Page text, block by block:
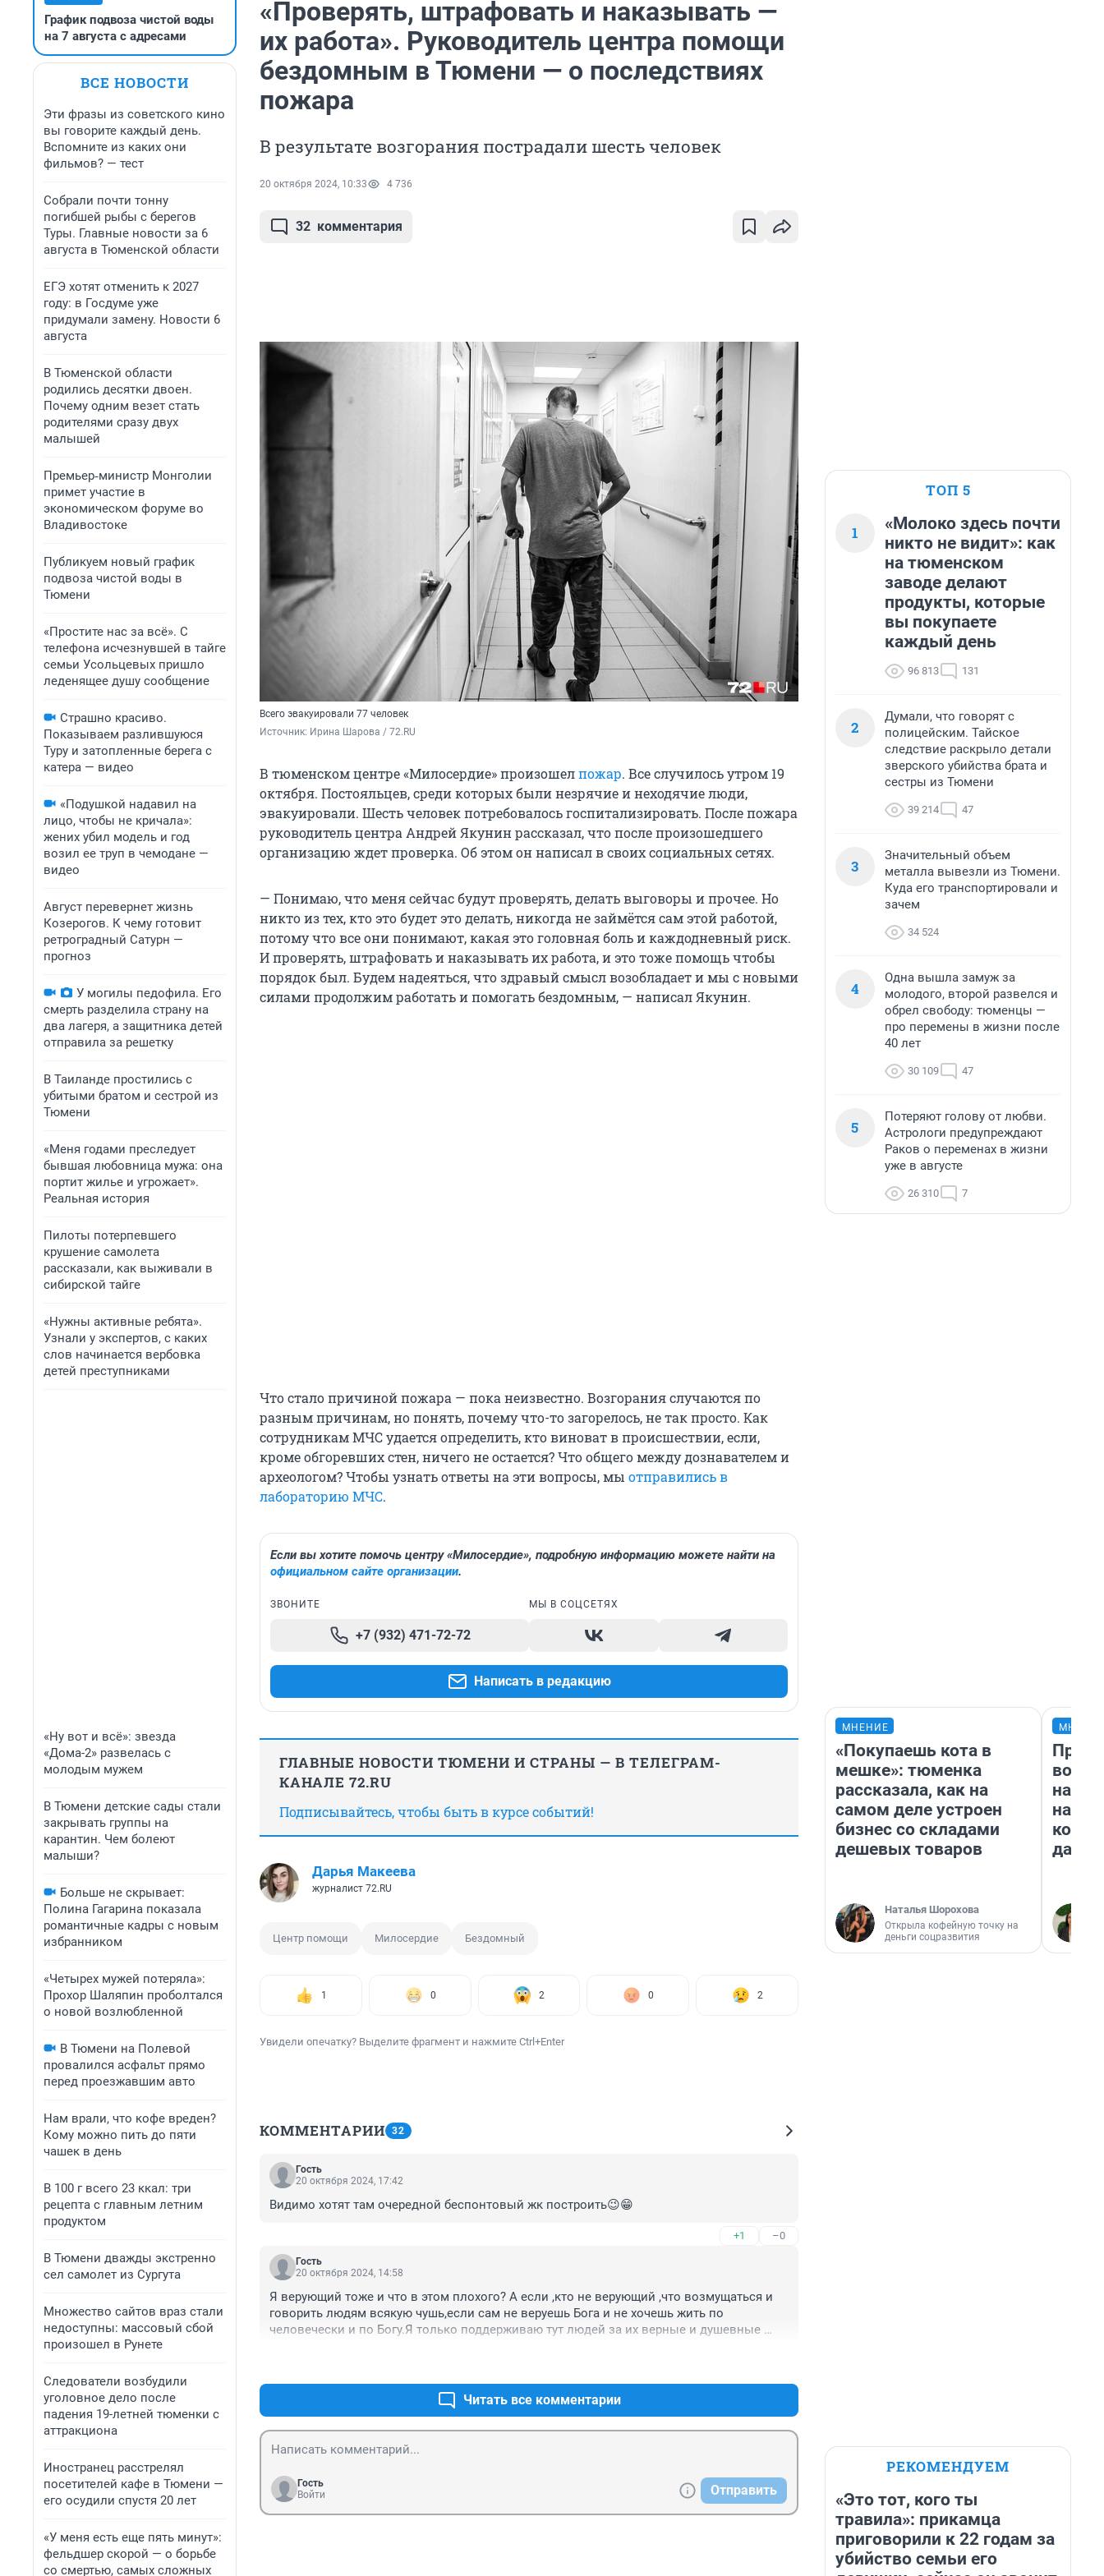
График подвоза чистой воды
на 7 августа с адресами
ВСЕ НОВОСТИ
Эти фразы из советского кино
вы говорите каждый день.
Вспомните из каких они
фильмов? — тест
Собрали почти тонну
погибшей рыбы с берегов
Туры. Главные новости за 6
августа в Тюменской области
ЕГЭ хотят отменить к 2027
году: в Госдуме уже
придумали замену. Новости 6
августа
В Тюменской области
родились десятки двоен.
Почему одним везет стать
родителями сразу двух
малышей
Премьер‑министр Монголии
примет участие в
экономическом форуме во
Владивостоке
Публикуем новый график
подвоза чистой воды в
Тюмени
«Простите нас за всё». С
телефона исчезнувшей в тайге
семьи Усольцевых пришло
леденящее душу сообщение
Страшно красиво.
Показываем разлившуюся
Туру и затопленные берега с
катера — видео
«Подушкой надавил на
лицо, чтобы не кричала»:
жених убил модель и год
возил ее труп в чемодане —
видео
Август перевернет жизнь
Козерогов. К чему готовит
ретроградный Сатурн —
прогноз
У могилы педофила. Его
смерть разделила страну на
два лагеря, а защитника детей
отправила за решетку
В Таиланде простились с
убитыми братом и сестрой из
Тюмени
«Меня годами преследует
бывшая любовница мужа: она
портит жилье и угрожает».
Реальная история
Пилоты потерпевшего
крушение самолета
рассказали, как выживали в
сибирской тайге
«Нужны активные ребята».
Узнали у экспертов, с каких
слов начинается вербовка
детей преступниками
«Ну вот и всё»: звезда
«Дома-2» развелась с
молодым мужем
В Тюмени детские сады стали
закрывать группы на
карантин. Чем болеют
малыши?
Больше не скрывает:
Полина Гагарина показала
романтичные кадры с новым
избранником
«Четырех мужей потеряла»:
Прохор Шаляпин проболтался
о новой возлюбленной
В Тюмени на Полевой
провалился асфальт прямо
перед проезжавшим авто
Нам врали, что кофе вреден?
Кому можно пить до пяти
чашек в день
В 100 г всего 23 ккал: три
рецепта с главным летним
продуктом
В Тюмени дважды экстренно
сел самолет из Сургута
Множество сайтов враз стали
недоступны: массовый сбой
произошел в Рунете
Следователи возбудили
уголовное дело после
падения 19-летней тюменки с
аттракциона
Иностранец расстрелял
посетителей кафе в Тюмени —
его осудили спустя 20 лет
«У меня есть еще пять минут»:
фельдшер скорой — о борьбе
со смертью, самых сложных
«Проверять, штрафовать и наказывать —
их работа». Руководитель центра помощи
бездомным в Тюмени — о последствиях
пожара
В результате возгорания пострадали шесть человек
20 октября 2024, 10:33 4 736
32 комментария
Всего эвакуировали 77 человек
Источник: Ирина Шарова / 72.RU
В тюменском центре «Милосердие» произошелпожар. Все случилось утром 19
октября. Постояльцев, среди которых были незрячие и неходячие люди,
эвакуировали. Шесть человек потребовалось госпитализировать. После пожара
руководитель центра Андрей Якунин рассказал, что после произошедшего
организацию ждет проверка. Об этом он написал в своих социальных сетях.
— Понимаю, что меня сейчас будут проверять, делать выговоры и прочее. Но
никто из тех, кто это будет это делать, никогда не займётся сам этой работой,
потому что все они понимают, какая это головная боль и каждодневный риск.
И проверять, штрафовать и наказывать их работа, и это тоже помощь чтобы
порядок был. Будем надеяться, что здравый смысл возобладает и мы с новыми
силами продолжим работать и помогать бездомным, — написал Якунин.
Что стало причиной пожара — пока неизвестно. Возгорания случаются по
разным причинам, но понять, почему что-то загорелось, не так просто. Как
сотрудникам МЧС удается определить, кто виноват в происшествии, если,
кроме обгоревших стен, ничего не остается? Что общего между дознавателем и
археологом? Чтобы узнать ответы на эти вопросы, мы отправились в
лабораторию МЧС.
Если вы хотите помочь центру «Милосердие», подробную информацию можете найти на
официальном сайте организации.
ЗВОНИТЕ
+7 (932) 471-72-72
МЫ В СОЦСЕТЯХ
Написать в редакцию
ГЛАВНЫЕ НОВОСТИ ТЮМЕНИ И СТРАНЫ — В ТЕЛЕГРАМ-
КАНАЛЕ 72.RU
Подписывайтесь, чтобы быть в курсе событий!
Дарья Макеева
журналист 72.RU
Центр помощи Милосердие Бездомный
1 0 2 0 2
Увидели опечатку? Выделите фрагмент и нажмите Ctrl+Enter
КОММЕНТАРИИ 32
Гость
20 октября 2024, 17:42
Видимо хотят там очередной беспонтовый жк построить😉😁
+1 –0
Гость
20 октября 2024, 14:58
Я верующий тоже и что в этом плохого? А если ,кто не верующий ,что возмущаться и
говорить людям всякую чушь,если сам не веруешь Бога и не хочешь жить по
человечески и по Богу.Я только поддерживаю тут людей за их верные и душевные
Читать все комментарии
Гость
Войти
Отправить
ТОП 5
1
«Молоко здесь почти
никто не видит»: как
на тюменском
заводе делают
продукты, которые
вы покупаете
каждый день
96 813 131
2
Думали, что говорят с
полицейским. Тайское
следствие раскрыло детали
зверского убийства брата и
сестры из Тюмени
39 214 47
3
Значительный объем
металла вывезли из Тюмени.
Куда его транспортировали и
зачем
34 524
4
Одна вышла замуж за
молодого, второй развелся и
обрел свободу: тюменцы —
про перемены в жизни после
40 лет
30 109 47
5
Потеряют голову от любви.
Астрологи предупреждают
Раков о переменах в жизни
уже в августе
26 310 7
МНЕНИЕ
«Покупаешь кота в
мешке»: тюменка
рассказала, как на
самом деле устроен
бизнес со складами
дешевых товаров
Наталья Шорохова
Открыла кофейную точку на
деньги соцразвития
нам
даже
РЕКОМЕНДУЕМ
«Это тот, кого ты
травила»: прикамца
приговорили к 22 годам за
убийство семьи его